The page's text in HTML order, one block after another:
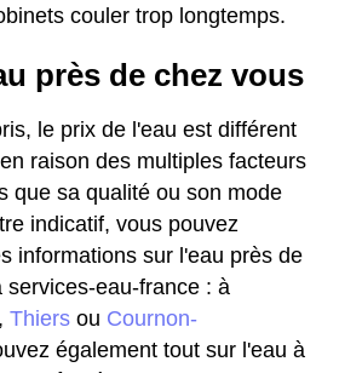
couler trop longtemps.
près de chez vous
le prix de l'eau est différent
raison des multiples facteurs
que sa qualité ou son mode
indicatif, vous pouvez
informations sur l'eau près de
services-eau-france : à
, Thiers ou Cournon-
également tout sur l'eau à